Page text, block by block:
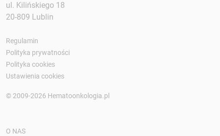
ul. Kilińskiego 18
20-809 Lublin
Regulamin
Polityka prywatności
Polityka cookies
Ustawienia cookies
© 2009-2026 Hematoonkologia.pl
O NAS